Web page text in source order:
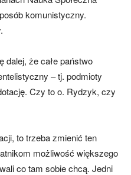
komunistyczny.
dalej, że całe państwo
– tj. podmioty
Czy to o. Rydzyk, czy
to trzeba zmienić ten
możliwość większego
co tam sobie chcą. Jedni